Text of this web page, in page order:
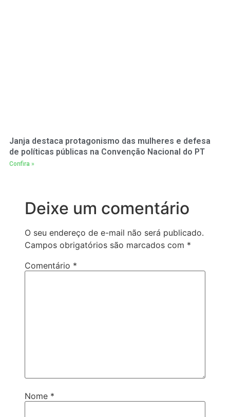
Janja destaca protagonismo das mulheres e defesa
de políticas públicas na Convenção Nacional do PT
Confira »
Deixe um comentário
O seu endereço de e-mail não será publicado.
Campos obrigatórios são marcados com *
Comentário *
Nome *